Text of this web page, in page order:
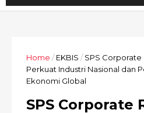
Home / EKBIS / SPS Corporate
Perkuat Industri Nasional dan
Ekonomi Global
SPS Corporate